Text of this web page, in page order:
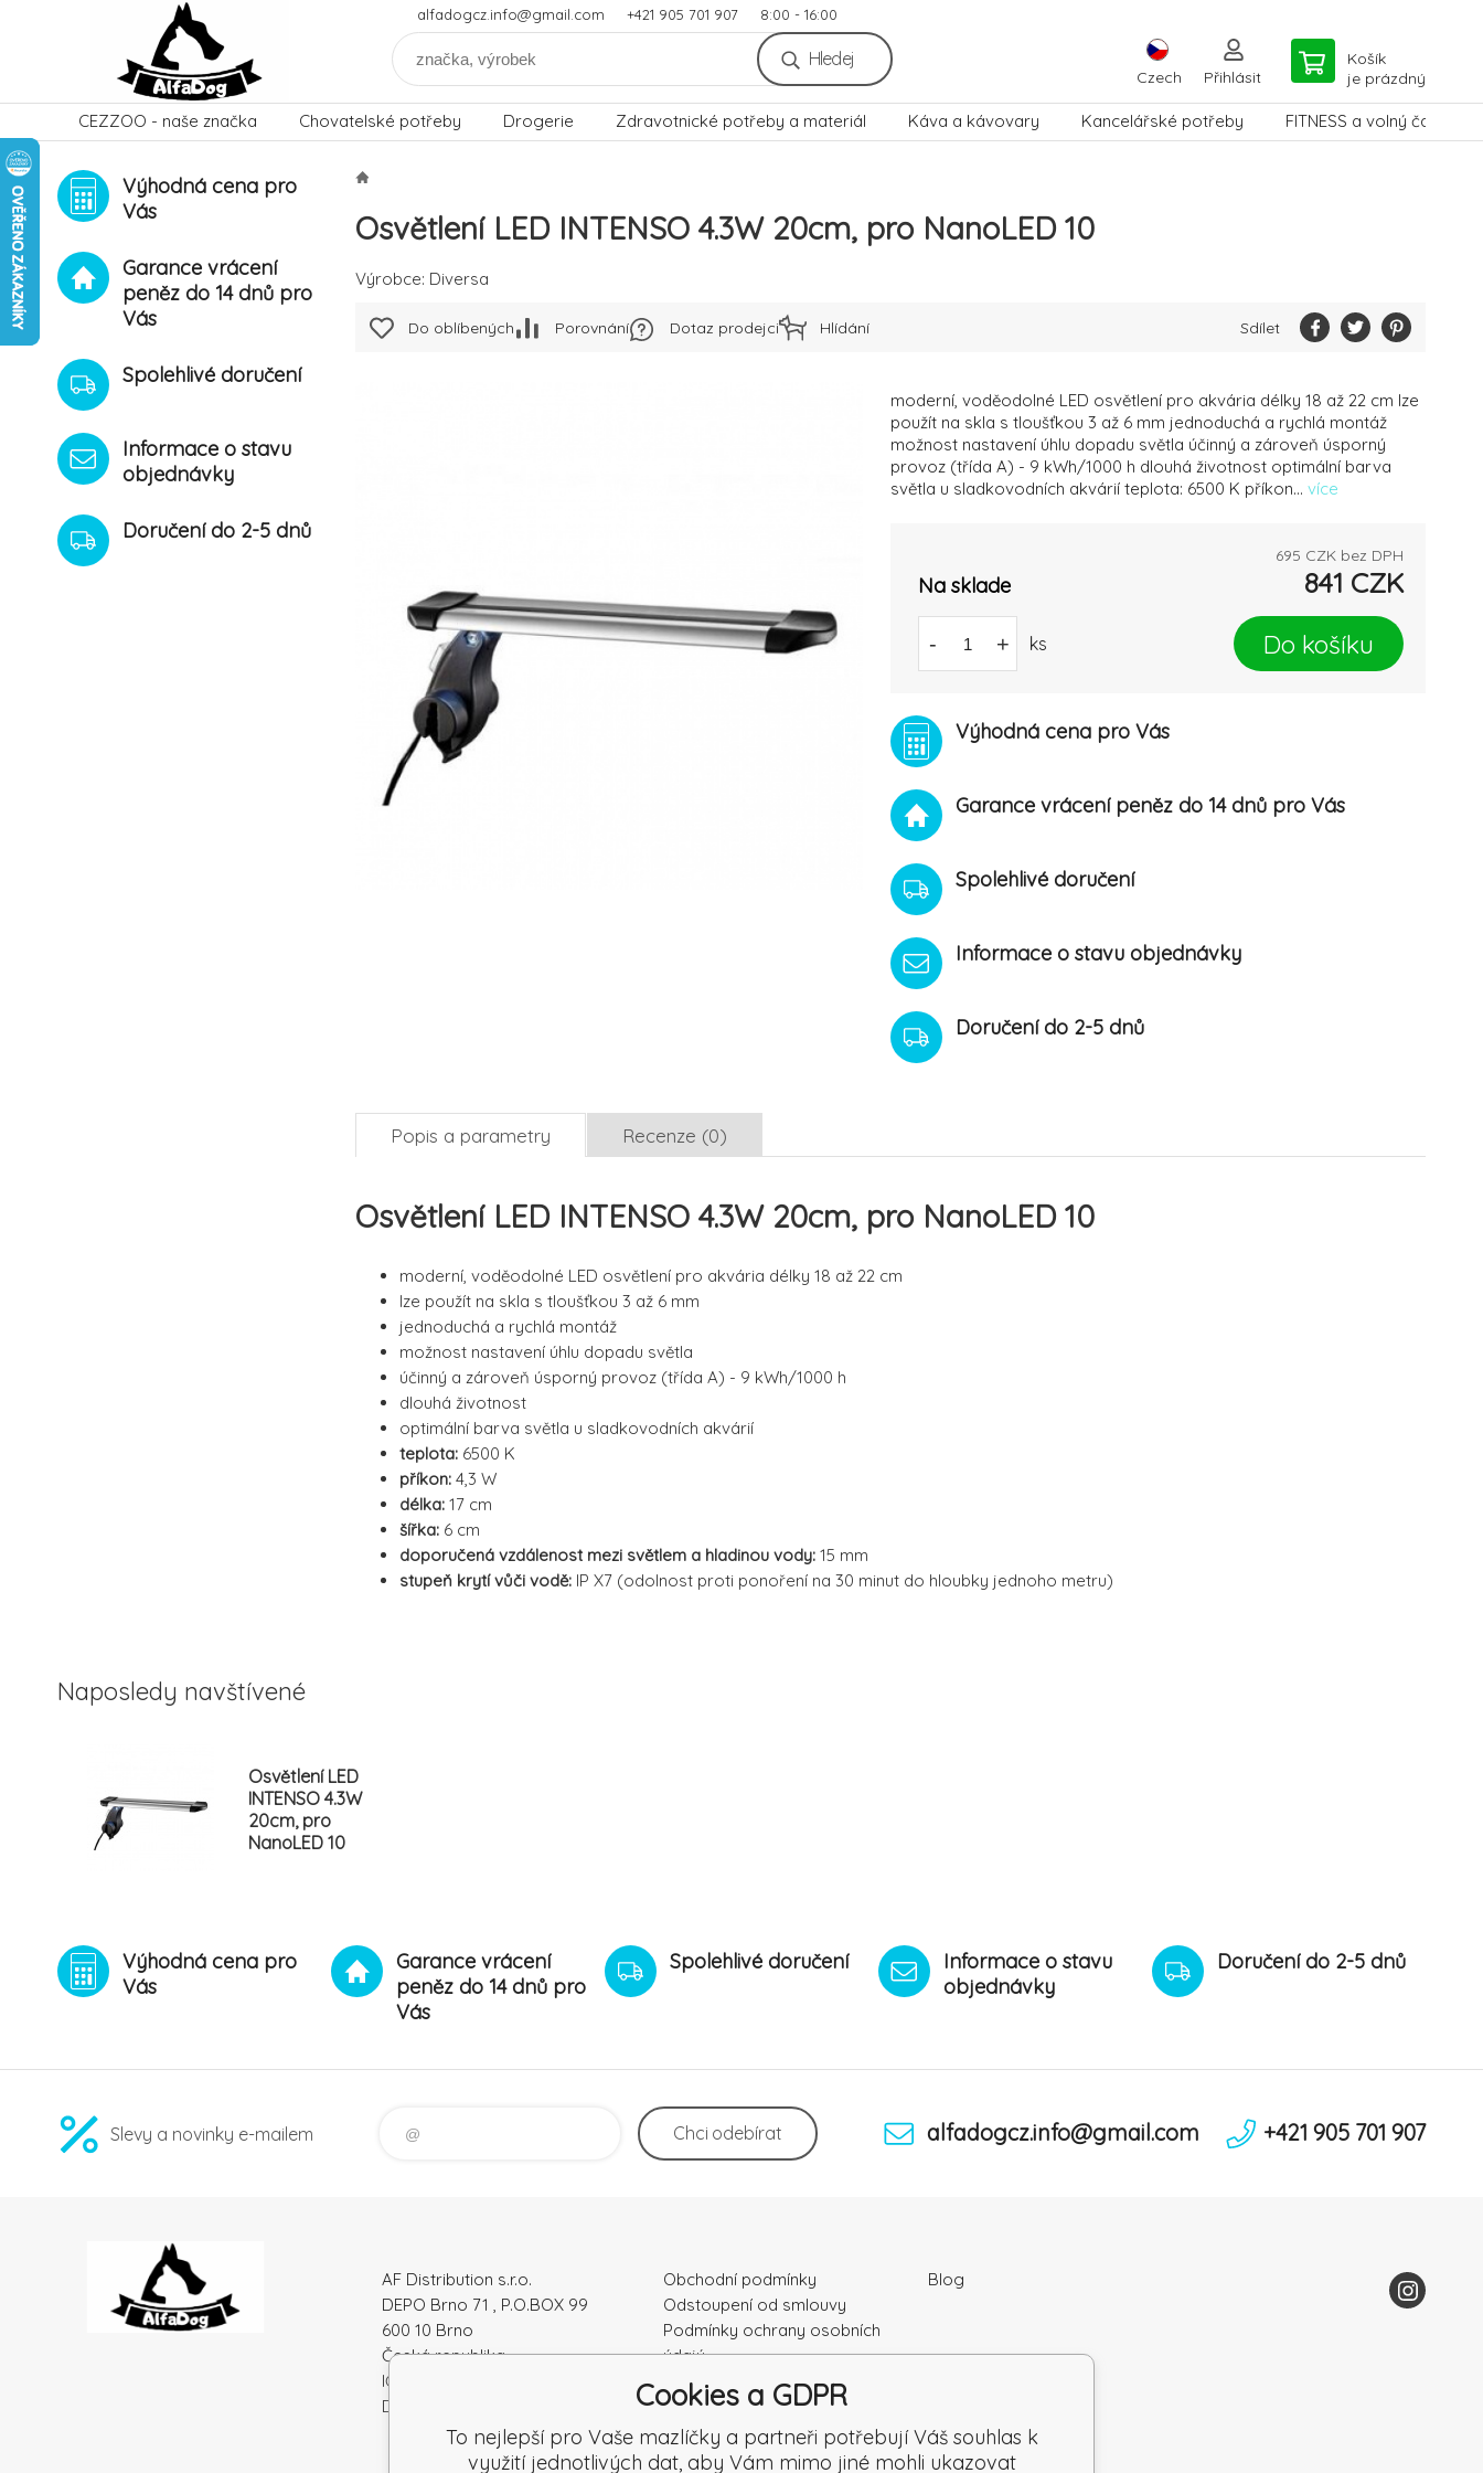
alfadogcz.info@gmail.com +421 905 701 907 8:00 - 16:00
Hledej
Czech Přihlásit
Košík
je prázdný
CEZZOO - naše značka Chovatelské potřeby Drogerie Zdravotnické potřeby a materiál Káva a kávovary Kancelářské potřeby FITNESS a volný čas
Výhodná cena pro
Vás
Garance vrácení
peněz do 14 dnů pro
Vás
Spolehlivé doručení
Informace o stavu
objednávky
Doručení do 2-5 dnů
Osvětlení LED INTENSO 4.3W 20cm, pro NanoLED 10
moderní, voděodolné LED osvětlení pro akvária délky 18 až 22 cm lze
použít na skla s tloušťkou 3 až 6 mm jednoduchá a rychlá montáž
možnost nastavení úhlu dopadu světla účinný a zároveň úsporný
provoz (třída A) - 9 kWh/1000 h dlouhá životnost optimální barva
světla u sladkovodních akvárií teplota: 6500 K příkon... více
695 CZK bez DPH
Na sklade 841 CZK
- + ks Do košíku
Výhodná cena pro Vás
Garance vrácení peněz do 14 dnů pro Vás
Spolehlivé doručení
Informace o stavu objednávky
Doručení do 2-5 dnů
Výrobce: Diversa
Do oblíbených Porovnání Dotaz prodejci Hlídání Sdílet
Popis a parametry Recenze (0)
Osvětlení LED INTENSO 4.3W 20cm, pro NanoLED 10
moderní, voděodolné LED osvětlení pro akvária délky 18 až 22 cm
lze použít na skla s tloušťkou 3 až 6 mm
jednoduchá a rychlá montáž
možnost nastavení úhlu dopadu světla
účinný a zároveň úsporný provoz (třída A) - 9 kWh/1000 h
dlouhá životnost
optimální barva světla u sladkovodních akvárií
teplota: 6500 K
příkon: 4,3 W
délka: 17 cm
šířka: 6 cm
doporučená vzdálenost mezi světlem a hladinou vody: 15 mm
stupeň krytí vůči vodě: IP X7 (odolnost proti ponoření na 30 minut do hloubky jednoho metru)
Naposledy navštívené
Osvětlení LED
INTENSO 4.3W
20cm, pro
NanoLED 10
Výhodná cena pro
Vás
Garance vrácení
peněz do 14 dnů pro
Vás
Spolehlivé doručení
Informace o stavu
objednávky
Doručení do 2-5 dnů
Slevy a novinky e-mailem Chci odebírat alfadogcz.info@gmail.com +421 905 701 907
AF Distribution s.r.o.
DEPO Brno 71 , P.O.BOX 99
600 10 Brno
Česká republika
IČO: 52010180
DIČ: SK2120864328
Obchodní podmínky
Odstoupení od smlouvy
Podmínky ochrany osobních
údajú
Kontakty
Záruka a Reklamace
Reklamační formulář
Reklamace
Blog
Cookies a GDPR
To nejlepší pro Vaše mazlíčky a partneři potřebují Váš souhlas k
využití jednotlivých dat, aby Vám mimo jiné mohli ukazovat